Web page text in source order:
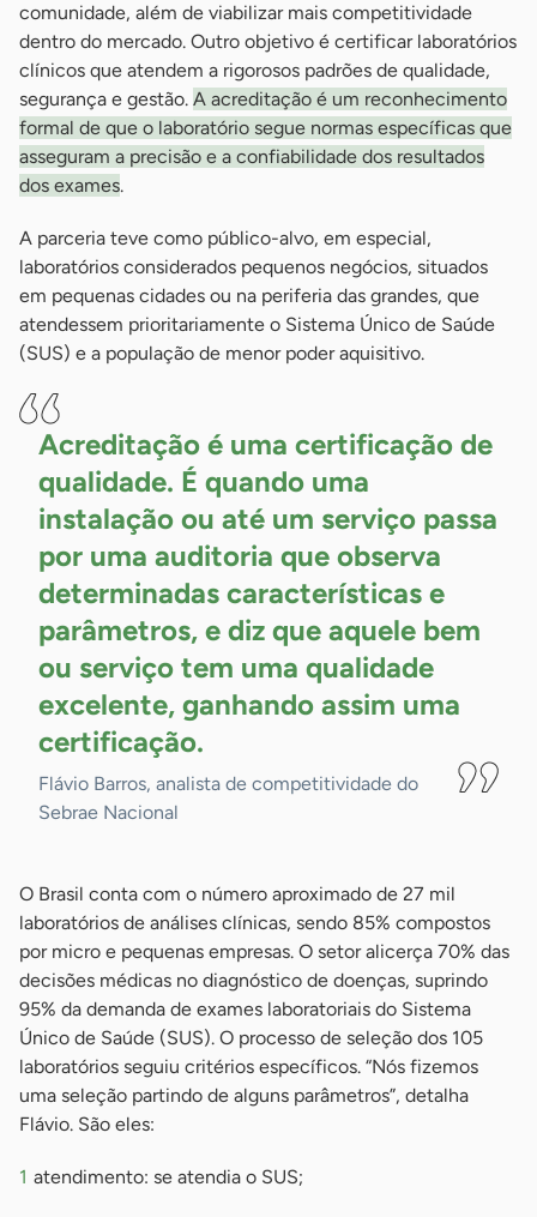
comunidade, além de viabilizar mais competitividade
dentro do mercado. Outro objetivo é certificar laboratórios
clínicos que atendem a rigorosos padrões de qualidade,
segurança e gestão. A acreditação é um reconhecimento
formal de que o laboratório segue normas específicas que
asseguram a precisão e a confiabilidade dos resultados
dos exames.
A parceria teve como público-alvo, em especial,
laboratórios considerados pequenos negócios, situados
em pequenas cidades ou na periferia das grandes, que
atendessem prioritariamente o Sistema Único de Saúde
(SUS) e a população de menor poder aquisitivo.
Acreditação é uma certificação de
qualidade. É quando uma
instalação ou até um serviço passa
por uma auditoria que observa
determinadas características e
parâmetros, e diz que aquele bem
ou serviço tem uma qualidade
excelente, ganhando assim uma
certificação.
Flávio Barros, analista de competitividade do
Sebrae Nacional
O Brasil conta com o número aproximado de 27 mil
laboratórios de análises clínicas, sendo 85% compostos
por micro e pequenas empresas. O setor alicerça 70% das
decisões médicas no diagnóstico de doenças, suprindo
95% da demanda de exames laboratoriais do Sistema
Único de Saúde (SUS). O processo de seleção dos 105
laboratórios seguiu critérios específicos. “Nós fizemos
uma seleção partindo de alguns parâmetros”, detalha
Flávio. São eles:
atendimento: se atendia o SUS;